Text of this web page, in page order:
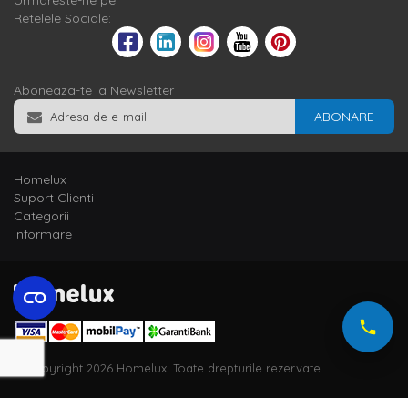
Retelele Sociale:
Aboneaza-te la Newsletter
ABONARE
Homelux
Suport Clienti
Categorii
Informare
© Copyright 2026 Homelux. Toate drepturile rezervate.